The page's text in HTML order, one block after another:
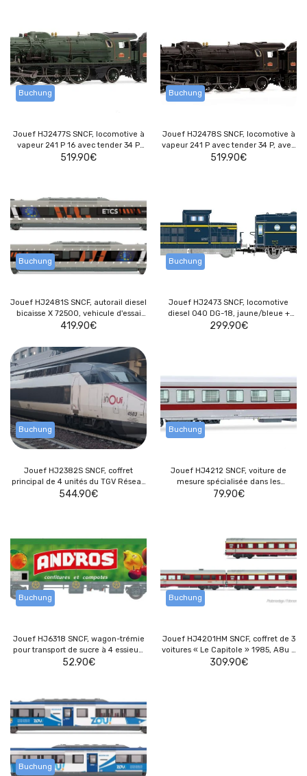
Buchung
Jouef HJ2477S SNCF, locomotive à
vapeur 241 P 16 avec tender 34 P
308 « Cité du Train », avec
519.90€
Buchung
Jouef HJ2478S SNCF, locomotive à
vapeur 241 P avec tender 34 P, avec
décodeur sonore multiprotocole
519.90€
Buchung
Jouef HJ2481S SNCF, autorail diesel
bicaisse X 72500, vehicule d'essai
ETCS, avec décodeur sonore
419.90€
Buchung
Jouef HJ2473 SNCF, locomotive
diesel 040 DG-18, jaune/bleue +
fougon-chaudière 800 kg/h, SHmfp
299.90€
Buchung
Jouef HJ2382S SNCF, coffret
principal de 4 unités du TGV Réseau
(variante tri-tension) InOui « Milan–
544.90€
Buchung
Jouef HJ4212 SNCF, voiture de
mesure spécialisée dans les
transmissions sol-train, ex A3rtu,
79.90€
Buchung
Jouef HJ6318 SNCF, wagon-trémie
pour transport de sucre à 4 essieux,
« ANDROS », livrée verte
52.90€
Buchung
Jouef HJ4201HM SNCF, coffret de 3
voitures « Le Capitole » 1985, A8u +
Vru + A4Dtux
309.90€
Buchung